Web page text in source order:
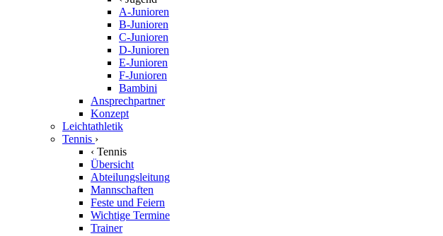
A-Junioren
B-Junioren
C-Junioren
D-Junioren
E-Junioren
F-Junioren
Bambini
Ansprechpartner
Konzept
Leichtathletik
Tennis ›
‹ Tennis
Übersicht
Abteilungsleitung
Mannschaften
Feste und Feiern
Wichtige Termine
Trainer